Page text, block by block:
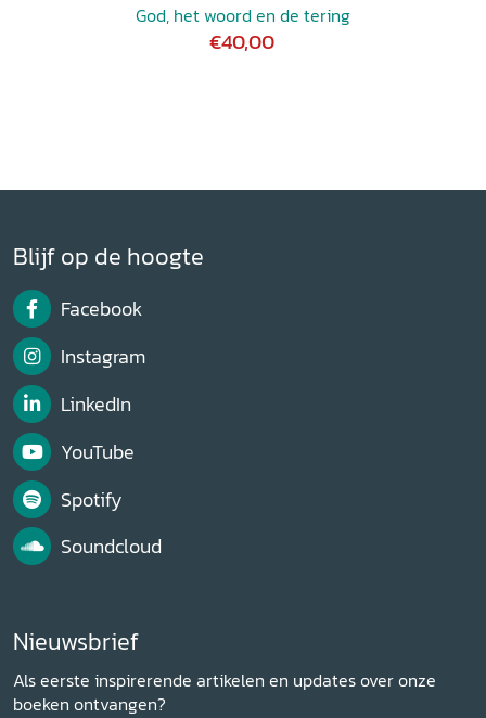
God, het woord en de tering
€40,00
Blijf op de hoogte
Facebook
Instagram
LinkedIn
YouTube
Spotify
Soundcloud
Nieuwsbrief
Als eerste inspirerende artikelen en updates over onze
boeken ontvangen?